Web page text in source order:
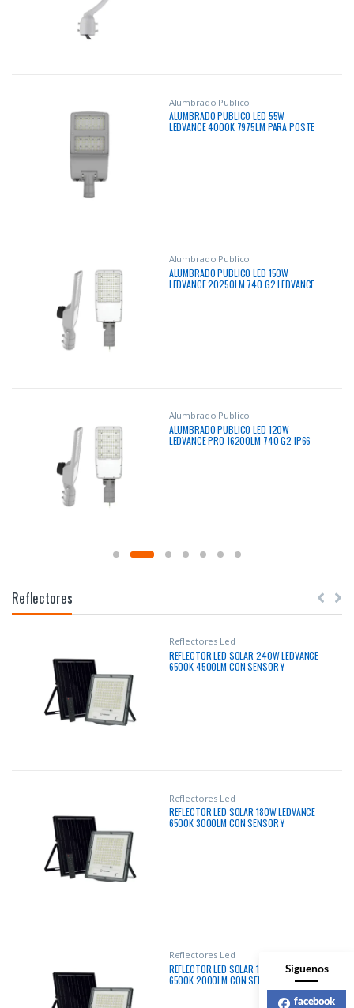
Alumbrado Publico
ALUMBRADO PUBLICO LED 55W
LEDVANCE 4000K 7975LM PARA POSTE
Alumbrado Publico
ALUMBRADO PUBLICO LED 150W
LEDVANCE 20250LM 740 G2 LEDVANCE
Alumbrado Publico
ALUMBRADO PUBLICO LED 120W
LEDVANCE PRO 16200LM 740 G2 IP66
Reflectores
Reflectores Led
REFLECTOR LED SOLAR 240W LEDVANCE
6500K 4500LM CON SENSOR Y
Reflectores Led
REFLECTOR LED SOLAR 180W LEDVANCE
6500K 3000LM CON SENSOR Y
Reflectores Led
REFLECTOR LED SOLAR 120W LEDVANCE
6500K 2000LM CON SENSOR Y
CONTROL IP66 50000HRS
Siguenos
facebook